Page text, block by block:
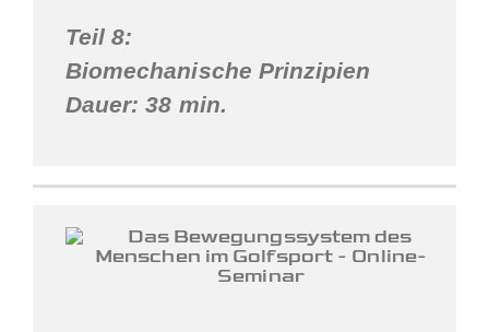
Teil 8:
Biomechanische Prinzipien
Dauer: 38 min.